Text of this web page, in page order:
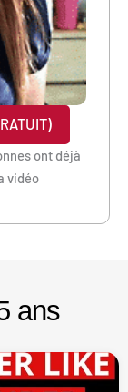
ont déjà
vidéo
ans